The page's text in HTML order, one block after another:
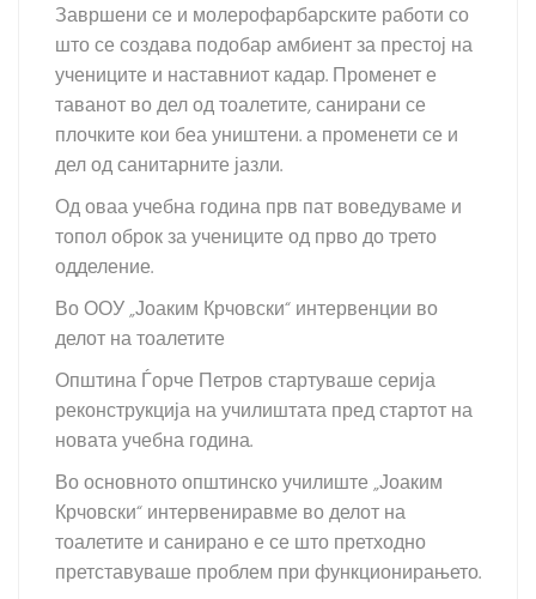
Завршени се и молерофарбарските работи со
што се создава подобар амбиент за престој на
учениците и наставниот кадар. Променет е
таванот во дел од тоалетите, санирани се
плочките кои беа уништени. а променети се и
дел од санитарните јазли.
Од оваа учебна година прв пат воведуваме и
топол оброк за учениците од прво до трето
одделение.
Во ООУ „Јоаким Крчовски“ интервенции во
делот на тоалетите
Општина Ѓорче Петров стартуваше серија
реконструкција на училиштата пред стартот на
новата учебна година.
Во основното општинско училиште „Јоаким
Крчовски“ интервениравме во делот на
тоалетите и санирано е се што претходно
претставуваше проблем при функционирањето.